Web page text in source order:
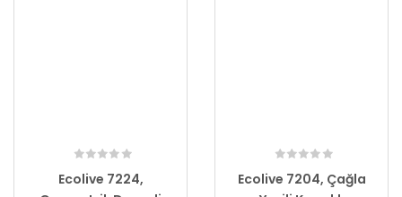
Ecolive 7224,
Ecolive 7204, Çağla